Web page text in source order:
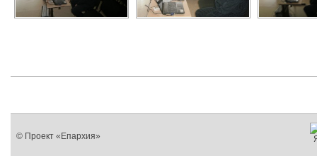
© Проект «Епархия»